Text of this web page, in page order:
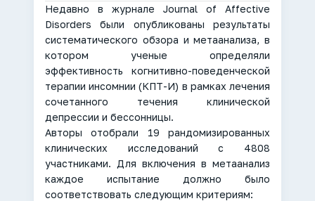
Недавно в журнале Journal of Affective
Disorders были опубликованы результаты
систематического обзора и метаанализа, в
котором ученые определяли
эффективность когнитивно-поведенческой
терапии инсомнии (КПТ-И) в рамках лечения
сочетанного течения клинической
депрессии и бессонницы.
Авторы отобрали 19 рандомизированных
клинических исследований с 4808
участниками. Для включения в метаанализ
каждое испытание должно было
соответствовать следующим критериям: